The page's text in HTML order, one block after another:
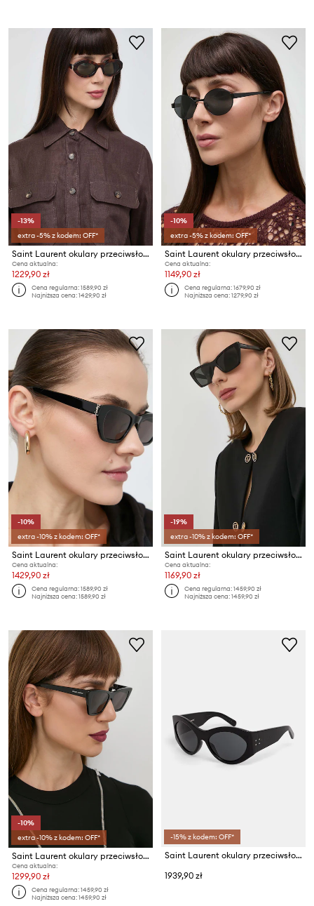
-13%
extra -5% z kodem: OFF*
Saint Laurent okulary przeciwsłoneczne
Cena aktualna:
1229,90 zł
Cena regularna:1589,90 zł
Najniższa cena:1429,90 zł
-10%
extra -5% z kodem: OFF*
Saint Laurent okulary przeciwsłoneczne
Cena aktualna:
1149,90 zł
Cena regularna:1679,90 zł
Najniższa cena:1279,90 zł
-10%
extra -10% z kodem: OFF*
Saint Laurent okulary przeciwsłoneczne
Cena aktualna:
1429,90 zł
Cena regularna:1589,90 zł
Najniższa cena:1589,90 zł
-19%
extra -10% z kodem: OFF*
Saint Laurent okulary przeciwsłoneczne MICA
Cena aktualna:
1169,90 zł
Cena regularna:1459,90 zł
Najniższa cena:1459,90 zł
-10%
extra -10% z kodem: OFF*
Saint Laurent okulary przeciwsłoneczne MICA
Cena aktualna:
1299,90 zł
Cena regularna:1459,90 zł
Najniższa cena:1459,90 zł
-15% z kodem: OFF*
Saint Laurent okulary przeciwsłoneczne damskie
1939,90 zł